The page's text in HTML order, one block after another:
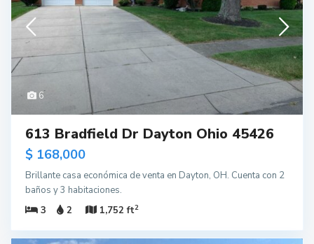
6
613 Bradfield Dr Dayton Ohio 45426
$ 168,000
Brillante casa económica de venta en Dayton, OH. Cuenta con 2
baños y 3 habitaciones.
3
2 1,752 ft2